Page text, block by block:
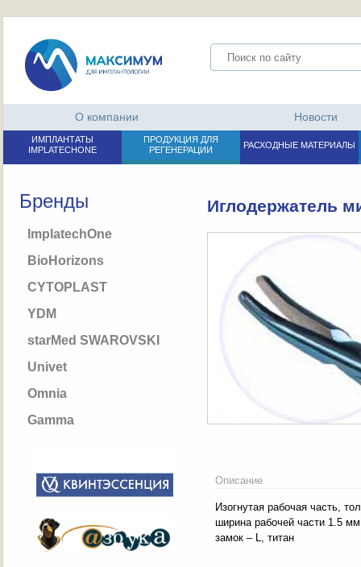
О компании Новости
ИМПЛАНТАТЫ
IMPLATECHONE
ПРОДУКЦИЯ ДЛЯ
РЕГЕНЕРАЦИИ
РАСХОДНЫЕ МАТЕРИАЛЫ
Бренды
ImplatechOne
BioHorizons
CYTOPLAST
YDM
starMed SWAROVSKI
Univet
Omnia
Gamma
Иглодержатель
Описание
Изогнутая рабочая часть,
ширина рабочей части 1.5
замок – L, титан